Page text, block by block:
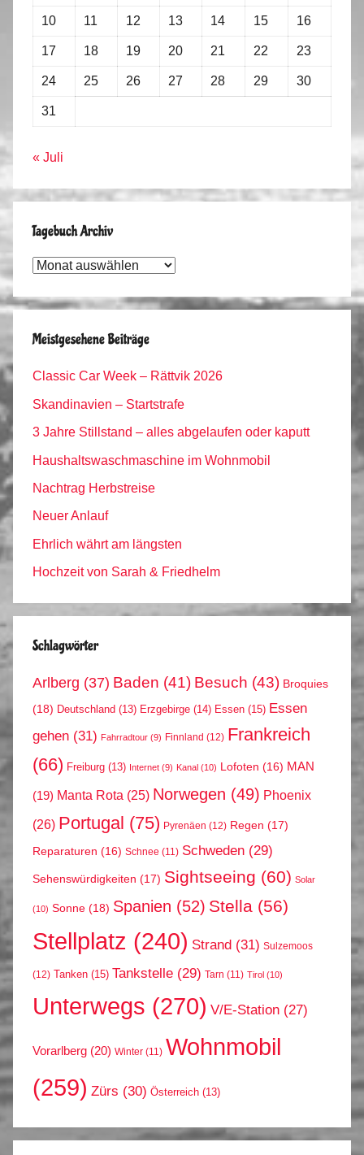
10 11 12 13 14 15 16
17 18 19 20 21 22 23
24 25 26 27 28 29 30
31
« Juli
Tagebuch Archiv
Tagebuch
Meistgesehene Beiträge
Classic Car Week – Rättvik 2026
Skandinavien – Startstrafe
3 Jahre Stillstand – alles abgelaufen oder kaputt
Haushaltswaschmaschine im Wohnmobil
Nachtrag Herbstreise
Neuer Anlauf
Ehrlich währt am längsten
Hochzeit von Sarah & Friedhelm
Schlagwörter
Arlberg (37) Baden (41) Besuch (43) Broquies
(18) Deutschland (13) Erzgebirge (14) Essen (15) Essen
gehen (31) Fahrradtour (9) Finnland (12) Frankreich
(66) Freiburg (13) Internet (9) Kanal (10) Lofoten (16) MAN
(19) Manta Rota (25) Norwegen (49) Phoenix
(26) Portugal (75) Pyrenäen (12) Regen (17)
Reparaturen (16) Schnee (11) Schweden (29)
Sehenswürdigkeiten (17) Sightseeing (60) Solar
(10) Sonne (18) Spanien (52) Stella (56)
Stellplatz (240) Strand (31) Sulzemoos
(12) Tanken (15) Tankstelle (29) Tarn (11) Tirol (10)
Unterwegs (270) V/E-Station (27)
Vorarlberg (20) Winter (11) Wohnmobil
(259) Zürs (30) Österreich (13)